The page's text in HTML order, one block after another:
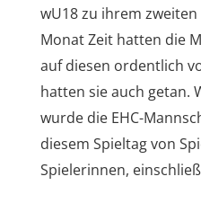
wU18 zu ihrem
Monat Zeit hatten die
auf diesen ordentlich
hatten sie auch getan.
wurde die EHC-
diesem Spieltag von
Spielerinnen,